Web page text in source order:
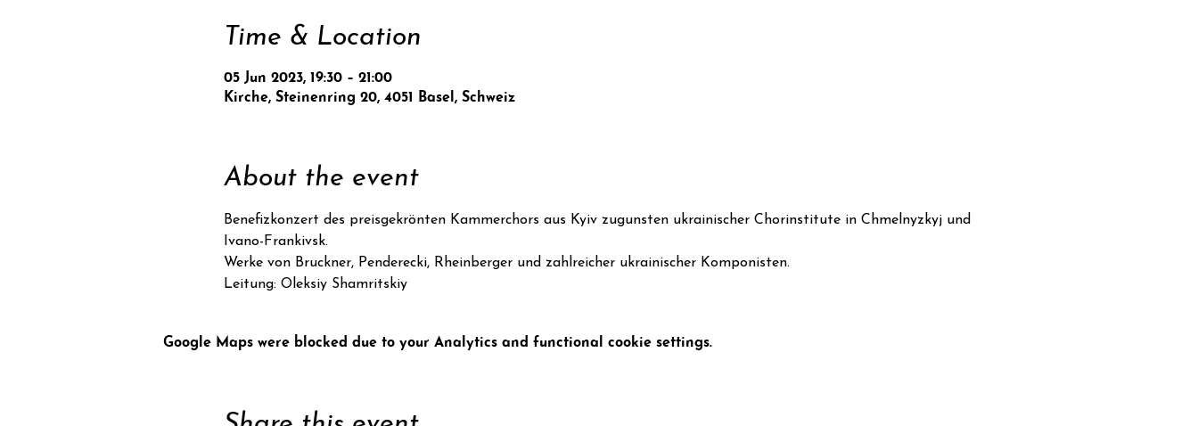
Time & Location
05 Jun 2023, 19:30 – 21:00
Kirche, Steinenring 20, 4051 Basel, Schweiz
About the event
Benefizkonzert des preisgekrönten Kammerchors aus Kyiv zugunsten ukrainischer Chorinstitute in Chmelnyzkyj und
Ivano-Frankivsk.
Werke von Bruckner, Penderecki, Rheinberger und zahlreicher ukrainischer Komponisten.
Leitung: Oleksiy Shamritskiy
Google Maps were blocked due to your Analytics and functional cookie settings.